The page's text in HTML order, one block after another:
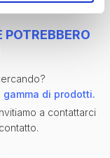
di prodotti.
a contattarci